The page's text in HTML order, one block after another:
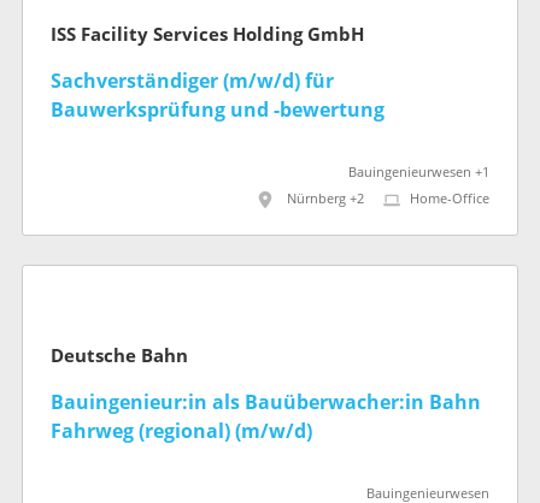
ISS Facility Services Holding GmbH
Sachverständiger (m/w/d) für
Bauwerksprüfung und -bewertung
Bauingenieurwesen +1
Nürnberg +2
Home-Office
Deutsche Bahn
Bauingenieur:in als Bauüberwacher:in Bahn
Fahrweg (regional) (m/w/d)
Bauingenieurwesen